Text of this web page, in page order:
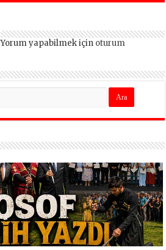
Yorum yapabilmek için oturum